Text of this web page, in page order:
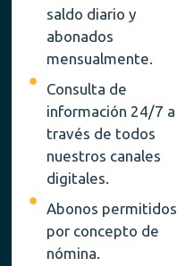
saldo diario y
abonados
mensualmente.
Consulta de
información 24/7 a
través de todos
nuestros canales
digitales.
Abonos permitidos
por concepto de
nómina.